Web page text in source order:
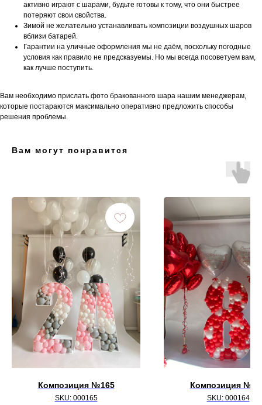
активно играют с шарами, будьте готовы к тому, что они быстрее
потеряют свои свойства.
Зимой не желательно устанавливать композиции воздушных шаров
вблизи батарей.
Гарантии на уличные оформления мы не даём, поскольку погодные
условия как правило не предсказуемы. Но мы всегда посоветуем вам,
как лучше поступить.
Вам необходимо прислать фото бракованного шара нашим менеджерам,
которые постараются максимально оперативно предложить способы
решения проблемы.
Вам могут понравится
Композиция №165
SKU: 000165
Композиция
SKU: 000164